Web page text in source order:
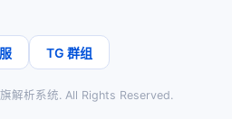
TG 群组
解析系统. All Rights Reserved.